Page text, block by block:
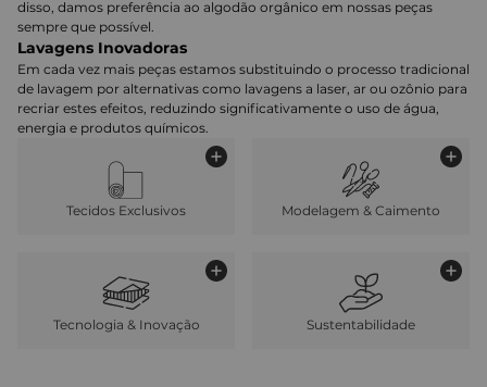
disso, damos preferência ao algodão orgânico em nossas peças
sempre que possível.
Lavagens Inovadoras
Em cada vez mais peças estamos substituindo o processo tradicional
de lavagem por alternativas como lavagens a laser, ar ou ozônio para
recriar estes efeitos, reduzindo significativamente o uso de água,
energia e produtos químicos.
Tecidos Exclusivos Modelagem & Caimento
Tecnologia & Inovação Sustentabilidade